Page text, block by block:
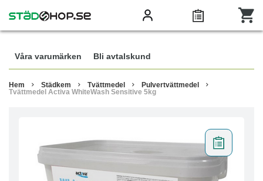
Våra varumärken Bli avtalskund
Hem Städkem Tvättmedel
Pulvertvättmedel
Tvättmedel Activa WhiteWash Sensitive 5kg